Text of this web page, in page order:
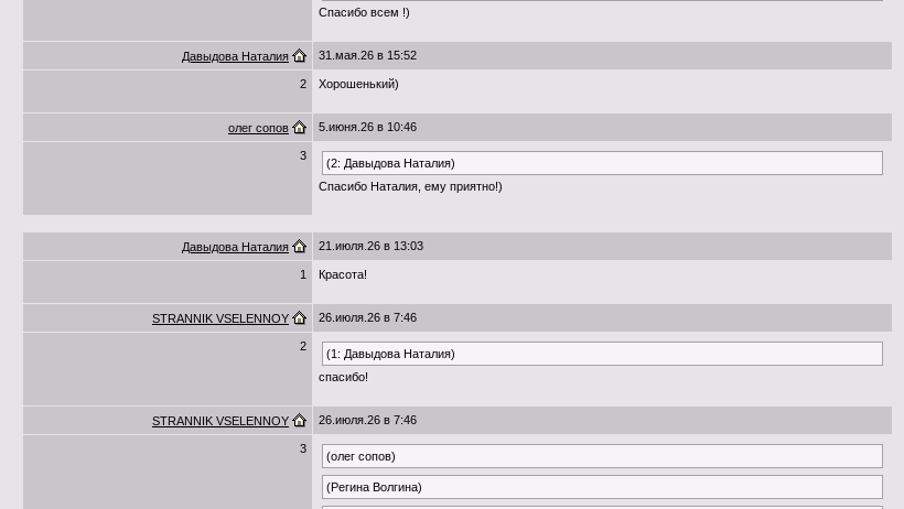
Спасибо всем !)
Давыдова Наталия 31.мая.26 в 15:52
2 Хорошенький)
олег сопов 5.июня.26 в 10:46
3
(2: Давыдова Наталия)
Спасибо Наталия, ему приятно!)
Давыдова Наталия 21.июля.26 в 13:03
1 Красота!
STRANNIK VSELENNOY 26.июля.26 в 7:46
2
(1: Давыдова Наталия)
спасибо!
STRANNIK VSELENNOY 26.июля.26 в 7:46
3
(олег сопов)
(Регина Волгина)